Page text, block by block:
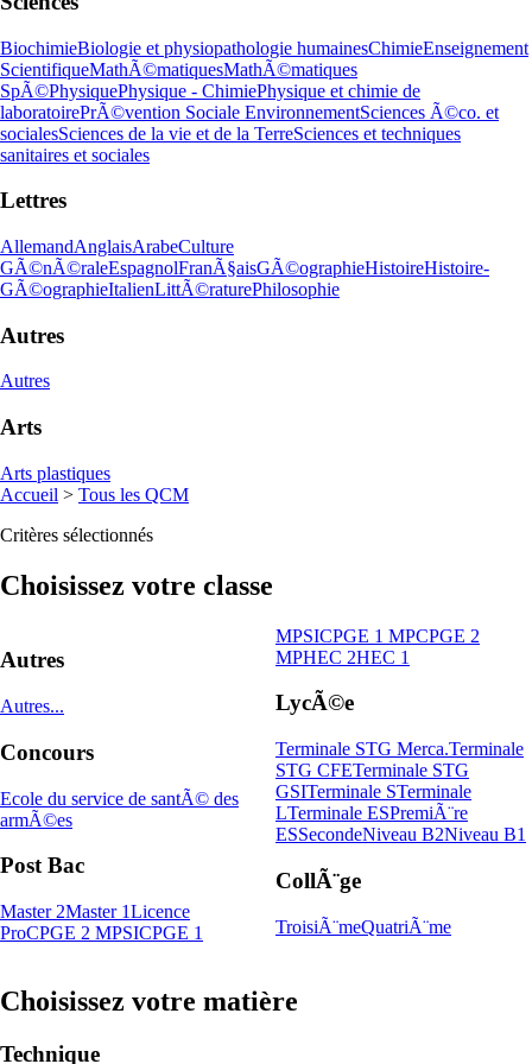
BiochimieBiologie et physiopathologie humainesChimieEnseignement
ScientifiqueMathÃ©matiquesMathÃ©matiques
SpÃ©PhysiquePhysique - ChimiePhysique et chimie de
laboratoirePrÃ©vention Sociale EnvironnementSciences Ã©co. et
socialesSciences de la vie et de la TerreSciences et techniques
sanitaires et sociales
Lettres
AllemandAnglaisArabeCulture
GÃ©nÃ©raleEspagnolFranÃ§aisGÃ©ographieHistoireHistoire-
GÃ©ographieItalienLittÃ©raturePhilosophie
Autres
Autres
Arts
Arts plastiques
Accueil > Tous les QCM
Critères sélectionnés
Choisissez votre classe
Autres
Autres...
Concours
Ecole du service de santÃ© des
armÃ©es
Post Bac
Master 2Master 1Licence
ProCPGE 2 MPSICPGE 1
MPSICPGE 1 MPCPGE 2
MPHEC 2HEC 1
LycÃ©e
Terminale STG Merca.Terminale
STG CFETerminale STG
GSITerminale STerminale
LTerminale ESPremiÃ¨re
ESSecondeNiveau B2Niveau B1
CollÃ¨ge
TroisiÃ¨meQuatriÃ¨me
Choisissez votre matière
Technique